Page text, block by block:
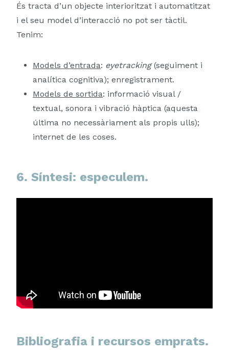
És tracta d’un objecte interioritzat i automatitzat
i el seu model d’interacció no pot ser tàctil.
Tenim:
Models d’entrada: eyetracking(seguiment i
analítica cognitiva); enregistrament.
Models de sortida: informació visual /
textual, sonora i vibració hàptica (aquesta
última no necessàriament als propis ulls);
internet de les coses.
6. Síntesi: especulem.
Bibliografia i recursos emprats.